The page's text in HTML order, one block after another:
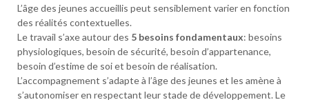
L’âge des jeunes accueillis peut sensiblement varier en fonction
des réalités contextuelles.
Le travail s’axe autour des 5 besoins fondamentaux: besoins
physiologiques, besoin de sécurité, besoin d’appartenance,
besoin d’estime de soi et besoin de réalisation.
L’accompagnement s’adapte à l’âge des jeunes et les amène à
s’autonomiser en respectant leur stade de développement. Le